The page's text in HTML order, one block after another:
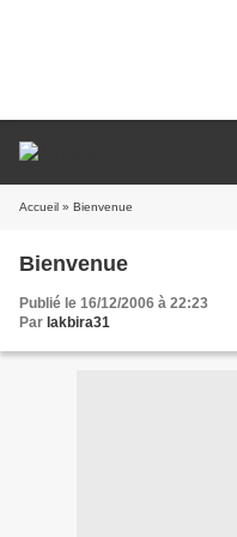
Accueil » Bienvenue
Bienvenue
Publié le 16/12/2006 à 22:23
Par lakbira31